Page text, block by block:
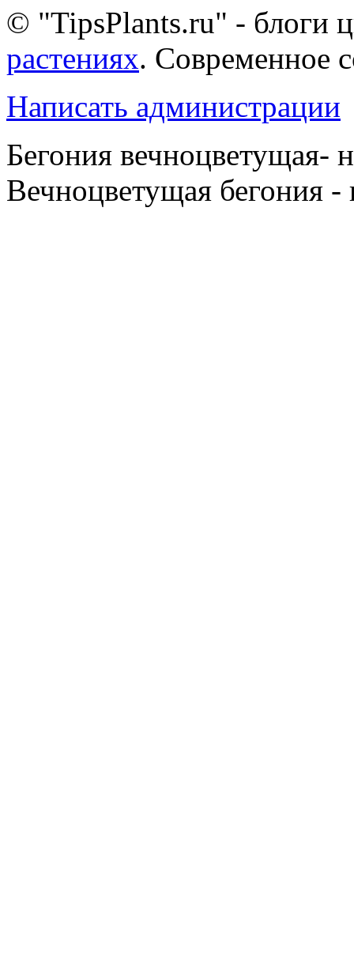
© "TipsPlants.ru" - блоги
растениях. Современное
Написать администрации
Бегония вечноцветущая-
Вечноцветущая бегония